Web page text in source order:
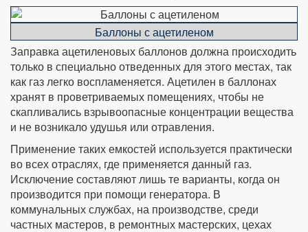
Баллоны с ацетиленом
Заправка ацетиленовых баллонов должна происходить
только в специально отведенных для этого местах, так
как газ легко воспламеняется. Ацетилен в баллонах
хранят в проветриваемых помещениях, чтобы не
скапливались взрывоопасные концентрации вещества
и не возникало удушья или отравления.
Применение таких емкостей используется практически
во всех отраслях, где применяется данный газ.
Исключение составляют лишь те варианты, когда он
производится при помощи генератора. В
коммунальных службах, на производстве, среди
частных мастеров, в ремонтных мастерских, цехах